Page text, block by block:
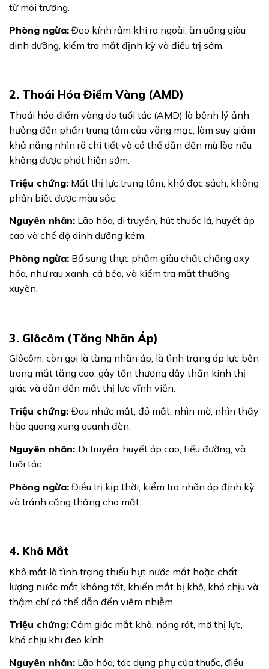
từ môi trường.
Phòng ngừa: Đeo kính râm khi ra ngoài, ăn uống giàu
dinh dưỡng, kiểm tra mắt định kỳ và điều trị sớm.
2. Thoái Hóa Điểm Vàng (AMD)
Thoái hóa điểm vàng do tuổi tác (AMD) là bệnh lý ảnh
hưởng đến phần trung tâm của võng mạc, làm suy giảm
khả năng nhìn rõ chi tiết và có thể dẫn đến mù lòa nếu
không được phát hiện sớm.
Triệu chứng: Mất thị lực trung tâm, khó đọc sách, không
phân biệt được màu sắc.
Nguyên nhân: Lão hóa, di truyền, hút thuốc lá, huyết áp
cao và chế độ dinh dưỡng kém.
Phòng ngừa: Bổ sung thực phẩm giàu chất chống oxy
hóa, như rau xanh, cá béo, và kiểm tra mắt thường
xuyên.
3. Glôcôm (Tăng Nhãn Áp)
Glôcôm, còn gọi là tăng nhãn áp, là tình trạng áp lực bên
trong mắt tăng cao, gây tổn thương dây thần kinh thị
giác và dẫn đến mất thị lực vĩnh viễn.
Triệu chứng: Đau nhức mắt, đỏ mắt, nhìn mờ, nhìn thấy
hào quang xung quanh đèn.
Nguyên nhân: Di truyền, huyết áp cao, tiểu đường, và
tuổi tác.
Phòng ngừa: Điều trị kịp thời, kiểm tra nhãn áp định kỳ
và tránh căng thẳng cho mắt.
4. Khô Mắt
Khô mắt là tình trạng thiếu hụt nước mắt hoặc chất
lượng nước mắt không tốt, khiến mắt bị khô, khó chịu và
thậm chí có thể dẫn đến viêm nhiễm.
Triệu chứng: Cảm giác mắt khô, nóng rát, mờ thị lực,
khó chịu khi đeo kính.
Nguyên nhân: Lão hóa, tác dụng phụ của thuốc, điều